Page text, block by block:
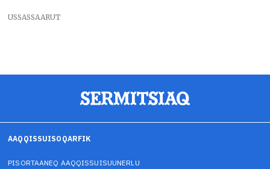
USSASSAARUT
AAQQISSUISOQARFIK
PISORTAANEQ AAQQISSUISUUNERLU